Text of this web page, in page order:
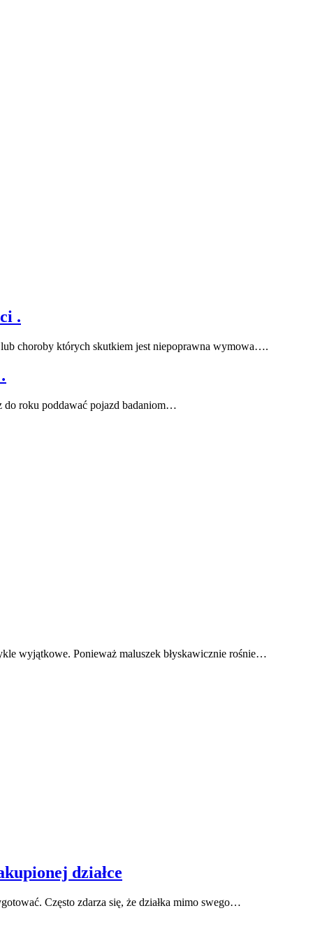
.
choroby których skutkiem jest niepoprawna wymowa….
do roku poddawać pojazd badaniom…
wyjątkowe. Ponieważ maluszek błyskawicznie rośnie…
działce
Często zdarza się, że działka mimo swego…